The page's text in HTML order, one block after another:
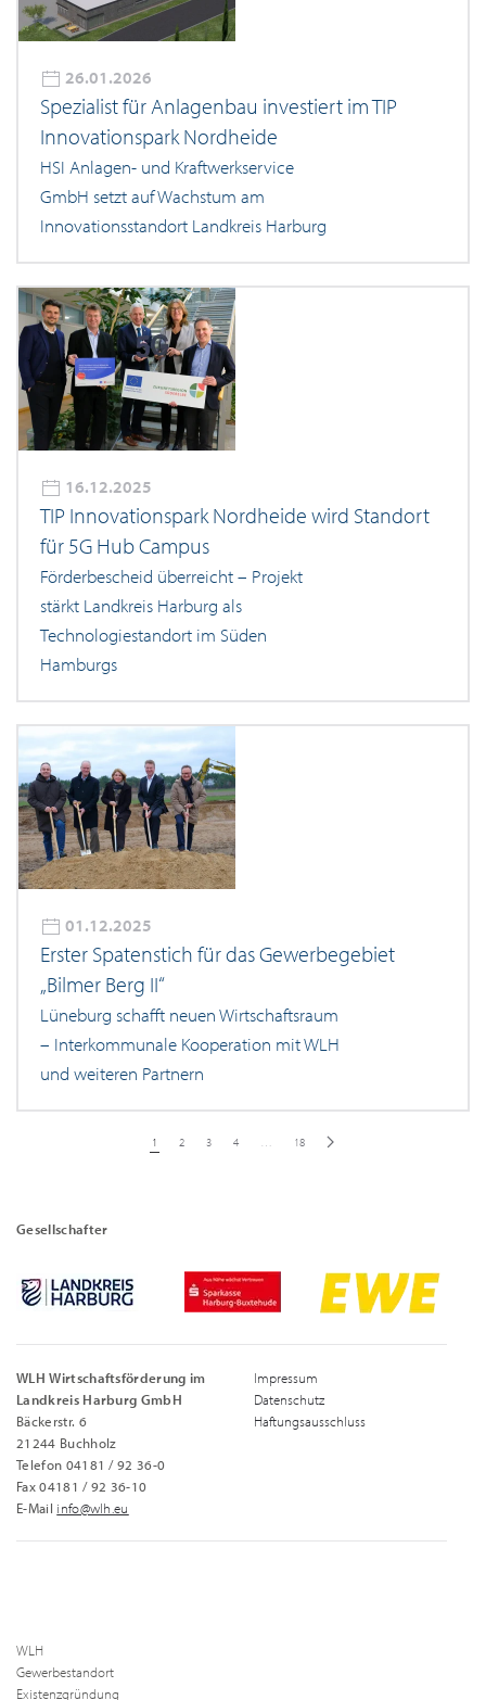
26.01.2026
Spezialist für Anlagenbau investiert im TIP
Innovationspark Nordheide
HSI Anlagen- und Kraftwerkservice
GmbH setzt auf Wachstum am
Innovationsstandort Landkreis Harburg
16.12.2025
TIP Innovationspark Nordheide wird Standort
für 5G Hub Campus
Förderbescheid überreicht – Projekt
stärkt Landkreis Harburg als
Technologiestandort im Süden
Hamburgs
01.12.2025
Erster Spatenstich für das Gewerbegebiet
„Bilmer Berg II“
Lüneburg schafft neuen Wirtschaftsraum
– Interkommunale Kooperation mit WLH
und weiteren Partnern
1 2 3 4 18
Gesellschafter
WLH Wirtschaftsförderung im
Landkreis Harburg GmbH
Bäckerstr. 6
21244 Buchholz
Telefon 04181 / 92 36-0
Fax 04181 / 92 36-10
E-Mail info@wlh.eu
Impressum
Datenschutz
Haftungsausschluss
WLH
Gewerbestandort
Existenzgründung